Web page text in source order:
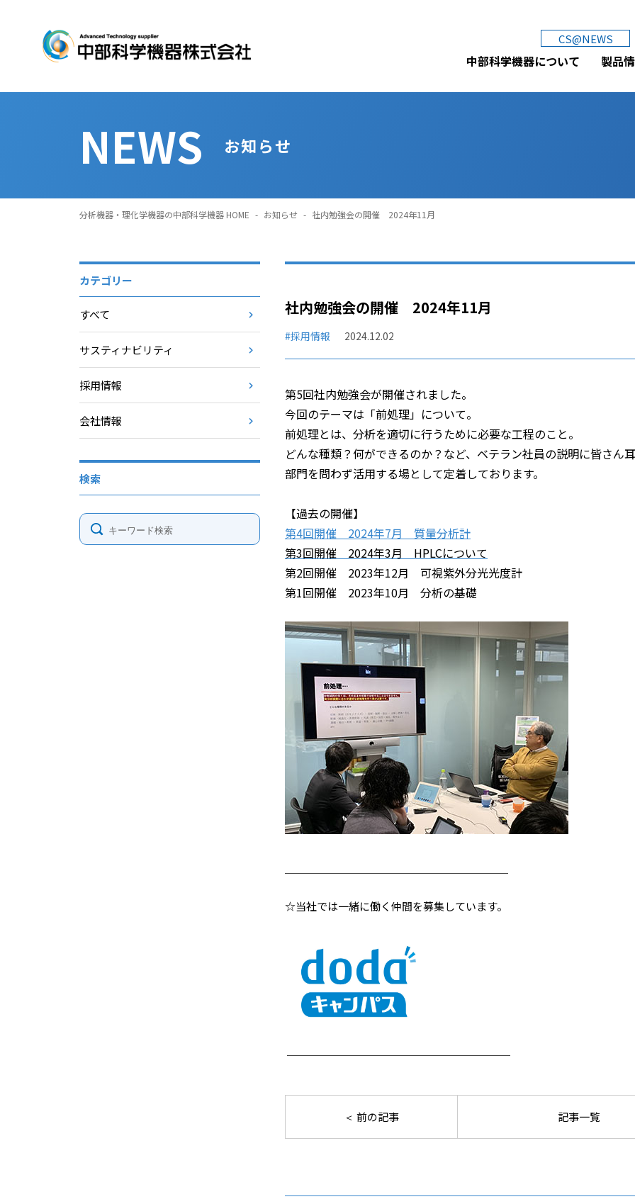
CS@NEWS
中部科学機器について 製品
NEWS お知らせ
分析機器・理化学機器の中部科学機器 HOME - お知らせ - 社内勉強会の開催 2024年11月
社内勉強会の開催 2024年11月
#採用情報 2024.12.02
第5回社内勉強会が開催されました。
今回のテーマは「前処理」について。
前処理とは、分析を適切に行うために必要な工程のこと。
どんな種類？何ができるのか？など、ベテラン社員の説明に皆さん
部門を問わず活用する場として定着しております。
【過去の開催】
第4回開催 2024年7月 質量分析計
第3回開催 2024年3月 HPLCについて
第2回開催 2023年12月 可視紫外分光光度計
第1回開催 2023年10月 分析の基礎
☆当社では一緒に働く仲間を募集しています。
前の記事 記事一覧
カテゴリー
すべて
サスティナビリティ
採用情報
会社情報
検索